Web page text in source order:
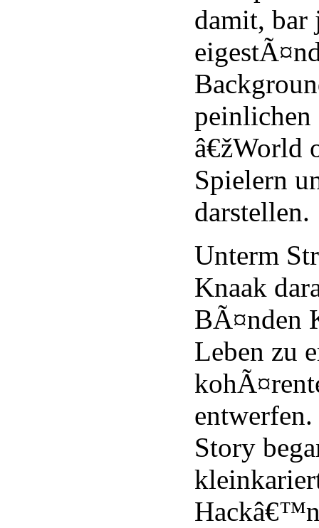
damit, bar
â€žWorld
Spielern
darstellen.
Unterm
Knaak
BÃ¤nden
Leben zu
entwerfen.
Story